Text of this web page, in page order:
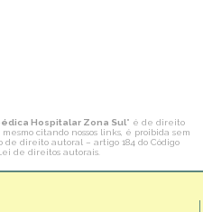
Hospitalar Zona Sul" é de direito
citando nossos links, é proibida sem
de direito autoral – artigo 184 do Código
de direitos autorais